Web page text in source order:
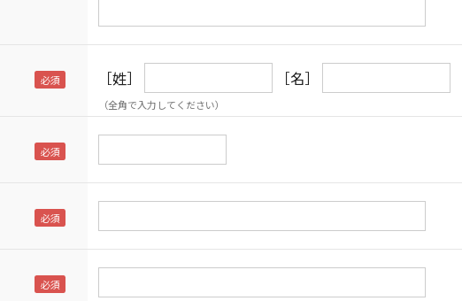
［姓］ ［名］
（全角で入力してください）